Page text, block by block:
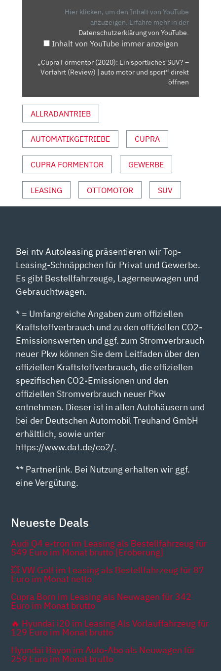
SPORTLICHES
VORFAHRT
(REVIEW)
UND
SPORT“
VON
YOUTUBE
Hier klicken, um den Inhalt von YouTube
anzuzeigen. Erfahre mehr in der
Datenschutzerklärung von YouTube.
Inhalt von YouTube immer anzeigen
„Cupra Formentor (2020): Ein sportliches SUV? –
Vorfahrt (Review) | auto motor und sport“ direkt
öffnen
ALLRADANTRIEB
AUTOMATIKGETRIEBE CUPRA
CUPRA FORMENTOR GEWERBE
LEASING OTTOMOTOR SUV
Bei ntv Autoleasing präsentieren wir Top-
Leasing-Schnäppchen für Privat und Gewerbe.
Es gibt Bestellfahrzeuge, Lagerneuwagen und
Gebrauchtwagen.
* = Umfangreiche Angaben zum offiziellen
Kraftstoffverbrauch und zu den offiziellen CO2-
Emissionswerten und ggf. zum Stromverbrauch
neuer Pkw können Sie dem Leitfaden über den
offiziellen Kraftstoffverbrauch, die offiziellen
spezifischen CO2-Emissionen und den
offiziellen Stromverbrauch neuer Pkw
entnehmen. Dieser ist in allen Autohäusern und
bei der Deutschen Automobil Treuhand GmbH
erhältlich, sowie unter
https://www.dat.de/co2/.
** Partnerlink. Bei Nutzung erhalten wir ggf.
eine Vergütung.
Neueste Deals
Audi Q4 e-tron im Leasing als Bestellfahrzeug für
549 Euro im Monat brutto [Eroberung]
💥 VW Golf im Leasing als Bestellfahrzeug für 87
Euro im Monat netto
Cupra Born im Leasing als Neuwagen für 342
Euro im Monat brutto
🔥 Hyundai i20 im Leasing Als Vorlauffahrzeug für
129 Euro im Monat brutto
Hyundai Bayon im Auto-Abo als Neuwagen für
259 Euro im Monat brutto